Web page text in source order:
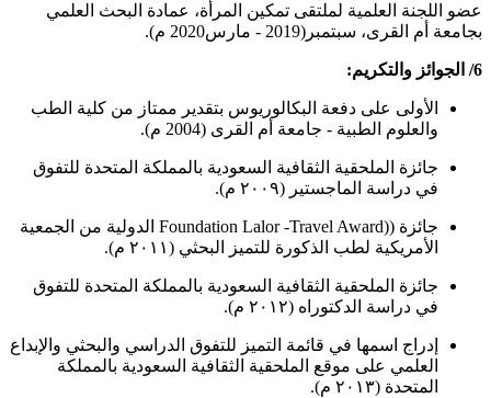
عضو اللجنة العلمية لملتقى تمكين المرأة، عمادة البحث العلمي
بجامعة أم القرى، سبتمبر(2019 - مارس2020 م).
6/ الجوائز والتكريم:
الأولى على دفعة البكالوريوس بتقدير ممتاز من كلية الطب
والعلوم الطبية - جامعة أم القرى (2004 م).
جائزة الملحقية الثقافية السعودية بالمملكة المتحدة للتفوق
في دراسة الماجستير (٢٠٠٩ م).
جائزة ((Foundation Lalor -Travel Award الدولية من الجمعية
الأمريكية لطب الذكورة للتميز البحثي (٢٠١١ م).
جائزة الملحقية الثقافية السعودية بالمملكة المتحدة للتفوق
في دراسة الدكتوراه (٢٠١٢ م).
إدراج اسمها في قائمة التميز للتفوق الدراسي والبحثي والإبداع
العلمي على موقع الملحقية الثقافية السعودية بالمملكة
المتحدة (٢٠١٣ م).